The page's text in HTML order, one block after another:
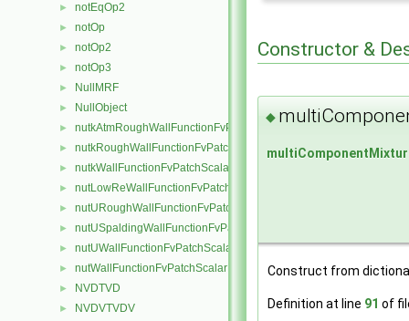
► notEqOp2
► notOp
► notOp2
► notOp3
► NullMRF
► NullObject
► nutkAtmRoughWallFunctionFvPatchScalarField
► nutkRoughWallFunctionFvPatchScalarField
► nutkWallFunctionFvPatchScalarField
► nutLowReWallFunctionFvPatchScalarField
► nutURoughWallFunctionFvPatchScalarField
► nutUSpaldingWallFunctionFvPatchScalarField
► nutUWallFunctionFvPatchScalarField
► nutWallFunctionFvPatchScalarField
► NVDTVD
► NVDVTVDV
Constructor &
◆
Construct from
Definition at line 91 of